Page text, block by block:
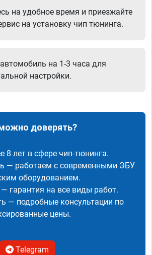
на удобное время и приезжайте
на установку чип тюнинга.
на 1-3 часа для
настройки.
доверять?
8 лет в сфере чип-тюнинга.
— работаем с современными ЭБУ
оборудованием.
гарантия на все виды работ.
— подробные консультации по
цены.
Telegram